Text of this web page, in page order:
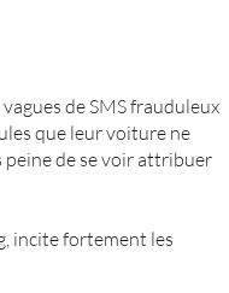
de SMS frauduleux
que leur voiture ne
peine de se voir attribuer
incite fortement les